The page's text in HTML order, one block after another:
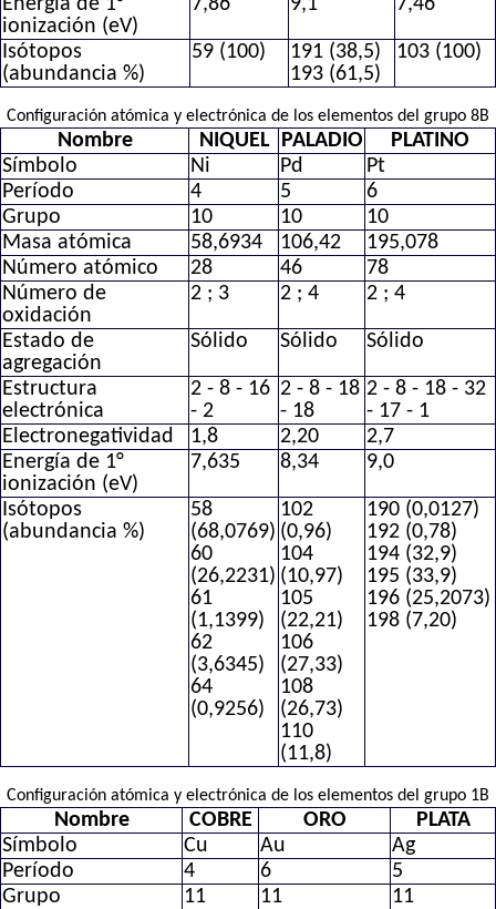
ionización (eV)
Isótopos
(abundancia %)
59 (100)
191 (38,5)
193 (61,5)
103 (100)
Configuración atómica y electrónica de los elementos del grupo 8B
Nombre NIQUEL PALADIO
PLATINO
Símbolo
Ni Pd
Pt
Período
4 5
6
Grupo
10 10
10
Masa atómica
58,6934 106,42
195,078
Número atómico
28 46
78
Número de
oxidación
2 ; 3 2 ; 4 2 ; 4
Estado de
agregación
Sólido Sólido Sólido
Estructura
electrónica
2 - 8 - 16
- 2
2 - 8 - 18
- 18
2 - 8 - 18 - 32
- 17 - 1
Electronegatividad
1,8 2,20
2,7
Energía de 1°
ionización (eV)
7,635 8,34 9,0
Isótopos
(abundancia %)
58
(68,0769)
60
(26,2231)
61
(1,1399)
62
(3,6345)
64
(0,9256)
102
(0,96)
104
(10,97)
105
(22,21)
106
(27,33)
108
(26,73)
110
(11,8)
190 (0,0127)
192 (0,78)
194 (32,9)
195 (33,9)
196 (25,2073)
198 (7,20)
Configuración atómica y electrónica de los elementos del grupo 1B
Nombre COBRE ORO
PLATA
Símbolo
Cu Au
Ag
Período
4 6
5
Grupo
11 11
11